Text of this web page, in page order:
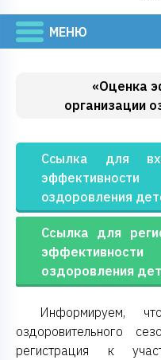
«Оценка
организации
Ссылка для
оздоровления
Ссылка для
оздоровления
Информируем,
оздоровительного
регистрация к